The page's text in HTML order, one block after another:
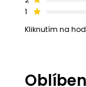
1
Kliknutím na